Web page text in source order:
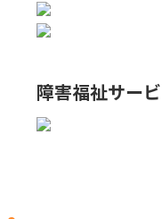
障害福祉サー